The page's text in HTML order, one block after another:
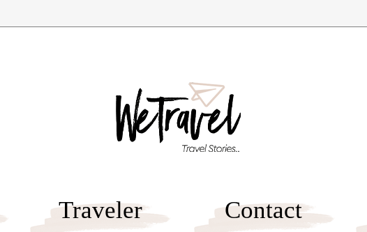
Traveler Contact